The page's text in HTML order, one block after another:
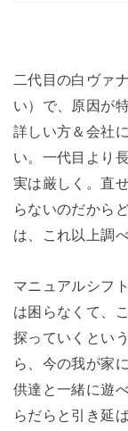
二代目の白ヴァ
い）で、原因が
詳しい方＆会社
い。一代目より
実は厳しく。直
らないのだから
は、これ以上調
マニュアルシフ
は困らなくて、
探っていくとい
ら、今の我が家
供達と一緒に遊
らだらと引き延